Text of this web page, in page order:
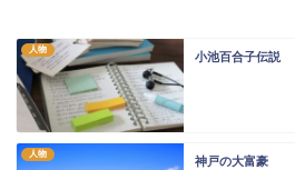
人物
小池百合子伝説
人物
神戸の大富豪